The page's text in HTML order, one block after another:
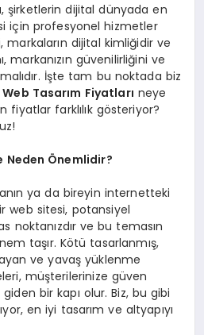
, şirketlerin dijital dünyada en
için profesyonel hizmetler
markaların dijital kimliğidir ve
markanızın güvenilirliğini ve
İşte tam bu noktada biz
Web Tasarım Fiyatları neye
fiyatlar farklılık gösteriyor?
Neden Önemlidir?
ya da bireyin internetteki
web sitesi, potansiyel
noktanızdır ve bu temasın
taşır. Kötü tasarlanmış,
ve yavaş yüklenme
müşterilerinize güven
bir kapı olur. Biz, bu gibi
en iyi tasarım ve altyapıyı